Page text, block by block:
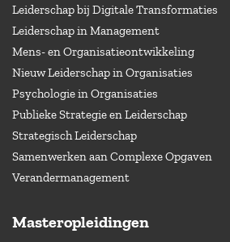
Leiderschap bij Digitale Transformaties
Leiderschap in Management
Mens- en Organisatieontwikkeling
Nieuw Leiderschap in Organisaties
Psychologie in Organisaties
Publieke Strategie en Leiderschap
Strategisch Leiderschap
Samenwerken aan Complexe Opgaven
Verandermanagement
Masteropleidingen